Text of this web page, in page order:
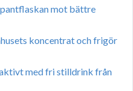
mot bättre
koncentrat och frigör
med fri stilldrink från